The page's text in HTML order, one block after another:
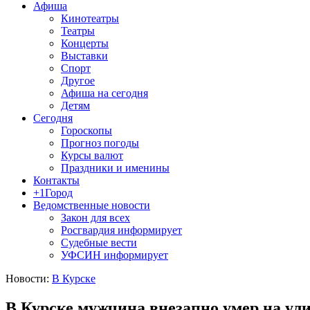
Афиша
Кинотеатры
Театры
Концерты
Выставки
Спорт
Другое
Афиша на сегодня
Детям
Сегодня
Гороскопы
Прогноз погоды
Курсы валют
Праздники и именины
Контакты
+1Город
Ведомственные новости
Закон для всех
Росгвардия информирует
Судебные вести
УФСИН информирует
Новости: В Курске